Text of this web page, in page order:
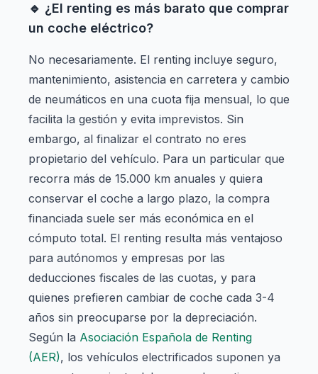
🔹 ¿El renting es más barato que comprar
un coche eléctrico?
No necesariamente. El renting incluye seguro,
mantenimiento, asistencia en carretera y cambio
de neumáticos en una cuota fija mensual, lo que
facilita la gestión y evita imprevistos. Sin
embargo, al finalizar el contrato no eres
propietario del vehículo. Para un particular que
recorra más de 15.000 km anuales y quiera
conservar el coche a largo plazo, la compra
financiada suele ser más económica en el
cómputo total. El renting resulta más ventajoso
para autónomos y empresas por las
deducciones fiscales de las cuotas, y para
quienes prefieren cambiar de coche cada 3-4
años sin preocuparse por la depreciación.
Según la Asociación Española de Renting
(AER), los vehículos electrificados suponen ya